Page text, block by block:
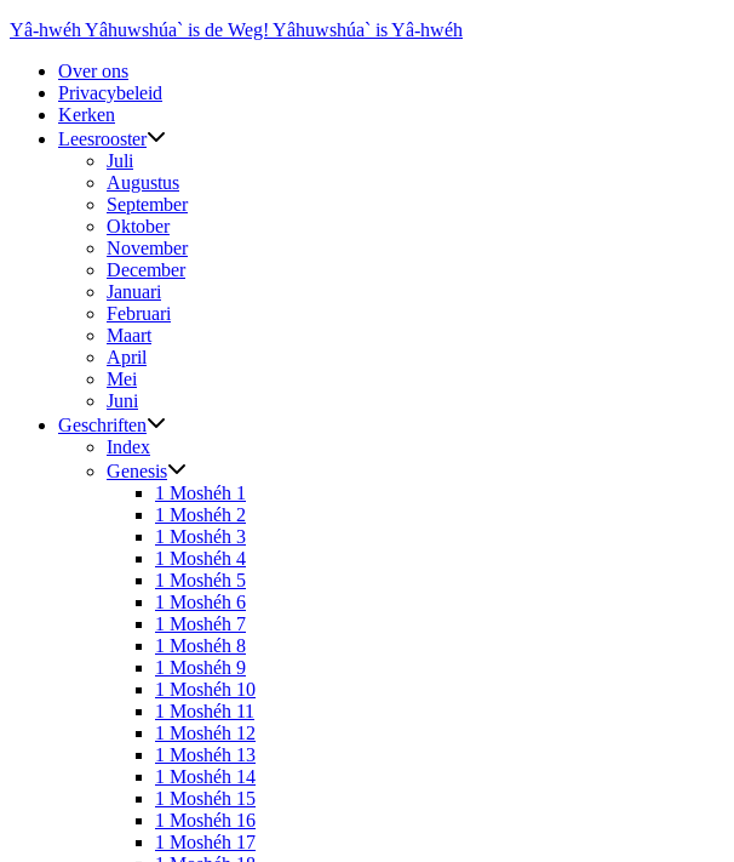
Ga
inhoud
Yâ-hwéh Yâhuwshúa` is de Weg! Yâhuwshúa` is Yâ-hwéh
Over ons
Privacybeleid
Kerken
Leesrooster
Juli
Augustus
September
Oktober
November
December
Januari
Februari
Maart
April
Mei
Juni
Geschriften
Index
Genesis
1 Moshéh 1
1 Moshéh 2
1 Moshéh 3
1 Moshéh 4
1 Moshéh 5
1 Moshéh 6
1 Moshéh 7
1 Moshéh 8
1 Moshéh 9
1 Moshéh 10
1 Moshéh 11
1 Moshéh 12
1 Moshéh 13
1 Moshéh 14
1 Moshéh 15
1 Moshéh 16
1 Moshéh 17